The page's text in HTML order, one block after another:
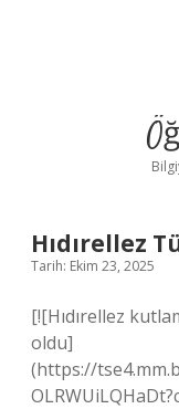
Hıdırellez
Tarih: Ekim 23, 2025
[![Hıdırellez
oldu]
(https://